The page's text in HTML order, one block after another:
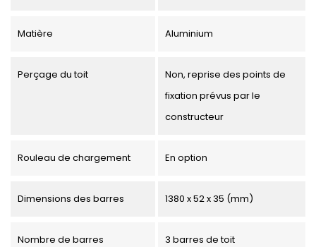
Matière Aluminium
Perçage du toit
Non, reprise des points de
fixation prévus par le
constructeur
Rouleau de chargement En option
Dimensions des barres 1380 x 52 x 35 (mm)
Nombre de barres 3 barres de toit